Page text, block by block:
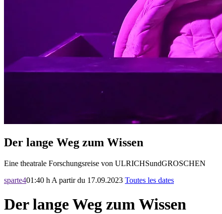
Der lange Weg zum Wissen
Eine theatrale Forschungsreise von ULRICHSundGROSCHEN
sparte401:40 h A partir du 17.09.2023 Toutes les dates
Der lange Weg zum Wissen